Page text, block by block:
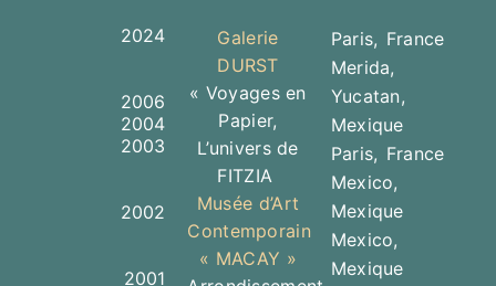
2024
2006
2004
2003
2002
2001
Galerie
DURST
« Voyages en
Papier,
L’univers de
FITZIA
Musée d’Art
Contemporain
« MACAY »
Paris, France
Merida,
Yucatan,
Mexique
Paris, France
Mexico,
Mexique
Mexico,
Mexique